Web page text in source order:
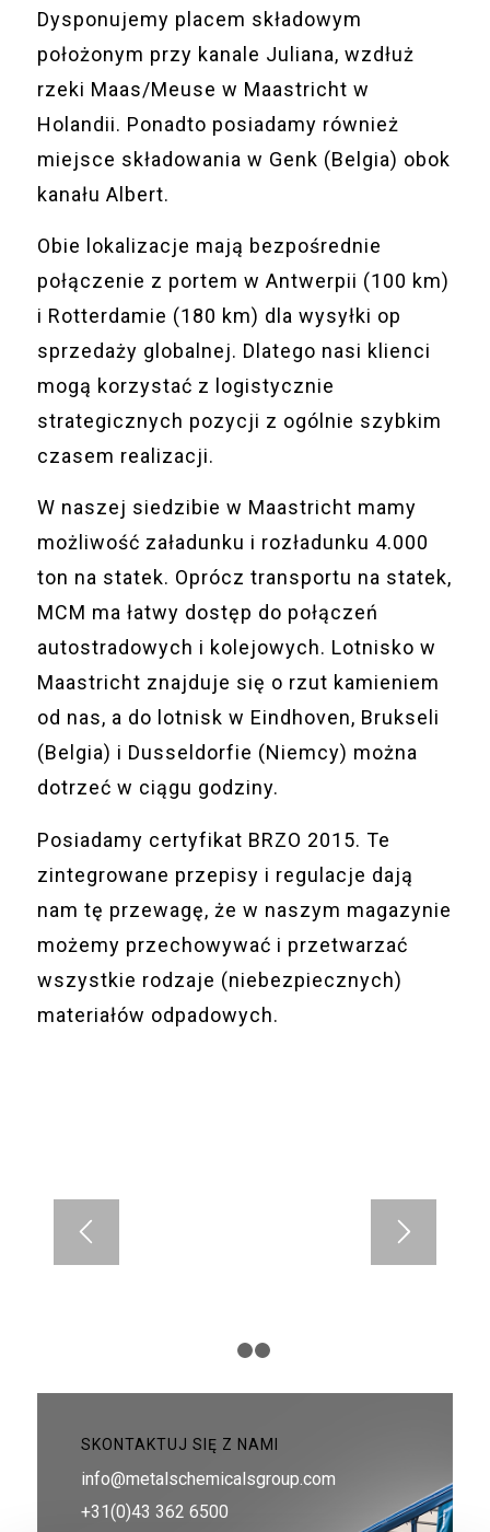
Dysponujemy placem składowym
położonym przy kanale Juliana, wzdłuż
rzeki Maas/Meuse w Maastricht w
Holandii. Ponadto posiadamy również
miejsce składowania w Genk (Belgia) obok
kanału Albert.
Obie lokalizacje mają bezpośrednie
połączenie z portem w Antwerpii (100 km)
i Rotterdamie (180 km) dla wysyłki op
sprzedaży globalnej. Dlatego nasi klienci
mogą korzystać z logistycznie
strategicznych pozycji z ogólnie szybkim
czasem realizacji.
W naszej siedzibie w Maastricht mamy
możliwość załadunku i rozładunku 4.000
ton na statek. Oprócz transportu na statek,
MCM ma łatwy dostęp do połączeń
autostradowych i kolejowych. Lotnisko w
Maastricht znajduje się o rzut kamieniem
od nas, a do lotnisk w Eindhoven, Brukseli
(Belgia) i Dusseldorfie (Niemcy) można
dotrzeć w ciągu godziny.
Posiadamy certyfikat BRZO 2015. Te
zintegrowane przepisy i regulacje dają
nam tę przewagę, że w naszym magazynie
możemy przechowywać i przetwarzać
wszystkie rodzaje (niebezpiecznych)
materiałów odpadowych.
SKONTAKTUJ SIĘ Z NAMI
info@metalschemicalsgroup.com
+31(0)43 362 6500